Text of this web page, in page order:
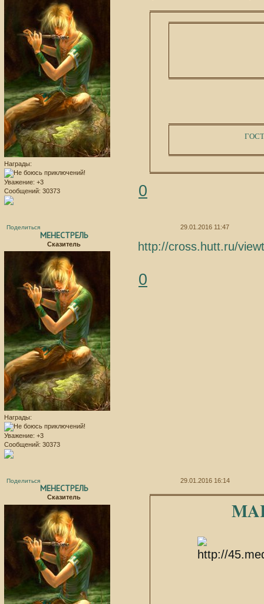
Награды:
Уважение: +3
Сообщений: 30373 0
Поделиться 29.01.2016 11:47
МЕНЕСТРЕЛЬ
Сказитель
Награды:
Уважение: +3
Сообщений: 30373
http://cross.hutt.ru/
Поделиться 29.01.2016 16:14
МЕНЕСТРЕЛЬ
Сказитель